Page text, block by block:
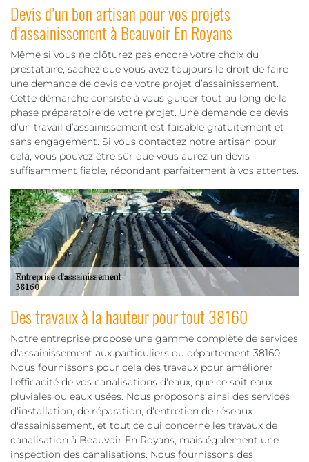
Devis d’un bon artisan pour vos projets
d’assainissement à Beauvoir En Royans
Même si vous ne clôturez pas encore votre choix du
prestataire, sachez que vous avez toujours le droit de faire
une demande de devis de votre projet d’assainissement.
Cette démarche consiste à vous guider tout au long de la
phase préparatoire de votre projet. Une demande de devis
d’un travail d’assainissement est faisable gratuitement et
sans engagement. Si vous contactez notre artisan pour
cela, vous pouvez être sûr que vous aurez un devis
suffisamment fiable, répondant parfaitement à vos attentes.
Des travaux à la hauteur pour tout 38160
Notre entreprise propose une gamme complète de services
d'assainissement aux particuliers du département 38160.
Nous fournissons pour cela des travaux pour améliorer
l’efficacité de vos canalisations d'eaux, que ce soit eaux
pluviales ou eaux usées. Nous proposons ainsi des services
d'installation, de réparation, d'entretien de réseaux
d'assainissement, et tout ce qui concerne les travaux de
canalisation à Beauvoir En Royans, mais également une
inspection des canalisations. Nous fournissons des